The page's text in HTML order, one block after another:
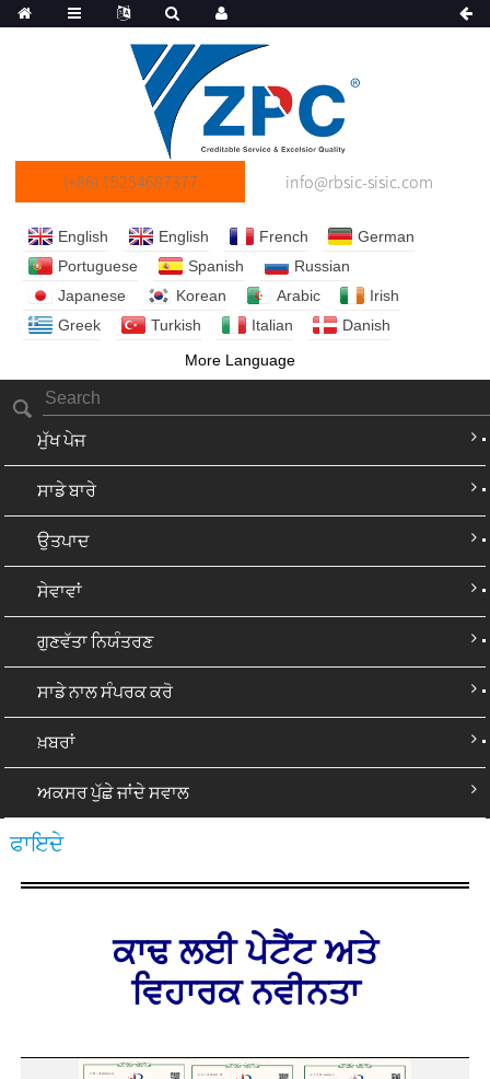
(+86) 15254687377 info@rbsic-sisic.com
English English French
German
Portuguese
Spanish
Russian
Japanese
Korean Arabic
Irish
Greek
Turkish Italian
Danish
More Language
ਮੁੱਖ ਪੇਜ
ਸਾਡੇ ਬਾਰੇ
ਉਤਪਾਦ
ਸੇਵਾਵਾਂ
ਗੁਣਵੱਤਾ ਨਿਯੰਤਰਣ
ਸਾਡੇ ਨਾਲ ਸੰਪਰਕ ਕਰੋ
ਖ਼ਬਰਾਂ
ਅਕਸਰ ਪੁੱਛੇ ਜਾਂਦੇ ਸਵਾਲ
ਫਾਇਦੇ
ਕਾਢ ਲਈ ਪੇਟੈਂਟ ਅਤੇ
ਵਿਹਾਰਕ ਨਵੀਨਤਾ